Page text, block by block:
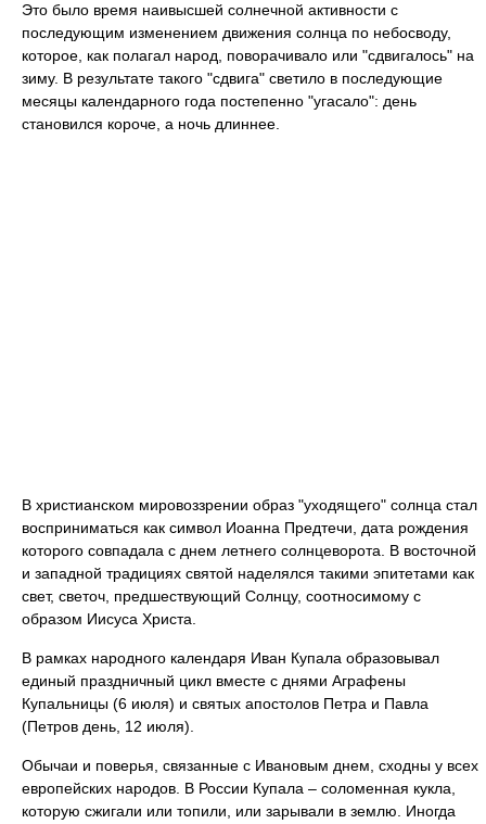
Это было время наивысшей солнечной активности с
последующим изменением движения солнца по небосводу,
которое, как полагал народ, поворачивало или "сдвигалось" на
зиму. В результате такого "сдвига" светило в последующие
месяцы календарного года постепенно "угасало": день
становился короче, а ночь длиннее.
В христианском мировоззрении образ "уходящего" солнца стал
восприниматься как символ Иоанна Предтечи, дата рождения
которого совпадала с днем летнего солнцеворота. В восточной
и западной традициях святой наделялся такими эпитетами как
свет, светоч, предшествующий Солнцу, соотносимому с
образом Иисуса Христа.
В рамках народного календаря Иван Купала образовывал
единый праздничный цикл вместе с днями Аграфены
Купальницы (6 июля) и святых апостолов Петра и Павла
(Петров день, 12 июля).
Обычаи и поверья, связанные с Ивановым днем, сходны у всех
европейских народов. В России Купала – соломенная кукла,
которую сжигали или топили, или зарывали в землю. Иногда